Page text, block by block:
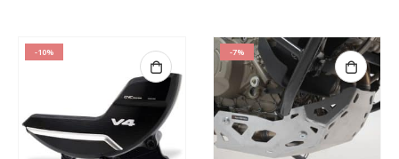
-10% -7%